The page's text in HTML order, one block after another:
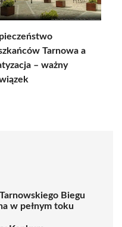
Tarnowa a
– ważny
Biegu
w pełnym toku